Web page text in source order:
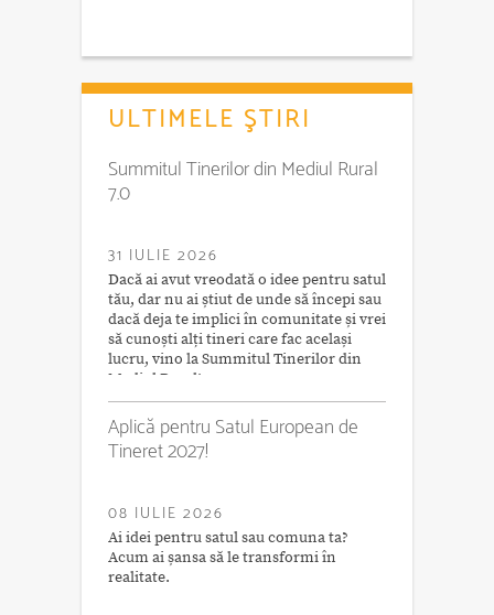
ULTIMELE ŞTIRI
Summitul Tinerilor din Mediul Rural
7.0
31 IULIE 2026
Dacă ai avut vreodată o idee pentru satul
tău, dar nu ai știut de unde să începi sau
dacă deja te implici în comunitate și vrei
să cunoști alți tineri care fac același
lucru, vino la Summitul Tinerilor din
Mediul Rural!
Aplică pentru Satul European de
Tineret 2027!
08 IULIE 2026
Ai idei pentru satul sau comuna ta?
Acum ai șansa să le transformi în
realitate.